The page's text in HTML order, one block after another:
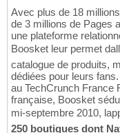
Avec plus de 18
de 3 millions de Pages
une plateforme
Boosket leur permet
catalogue de produits,
dédiées pour leurs
au TechCrunch France
française, Boosket
mi-septembre 2010,
250 boutiques dont